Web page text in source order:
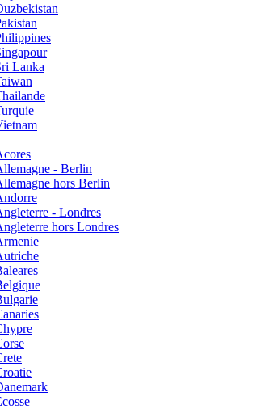
Lanka
- Berlin
hors Berlin
- Londres
hors Londres